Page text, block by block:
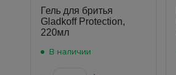
Гель для бритья
Gladkoff Protection,
220мл
В наличии